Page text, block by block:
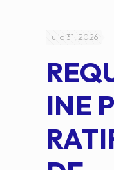
julio 31, 2026
INE